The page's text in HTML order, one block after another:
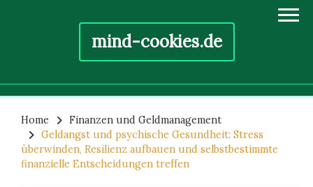
mind-cookies.de
content
Home
Finanzen und Geldmanagement
Geldangst und psychische Gesundheit: Stress
überwinden, Resilienz aufbauen und selbstbestimmte
finanzielle Entscheidungen treffen